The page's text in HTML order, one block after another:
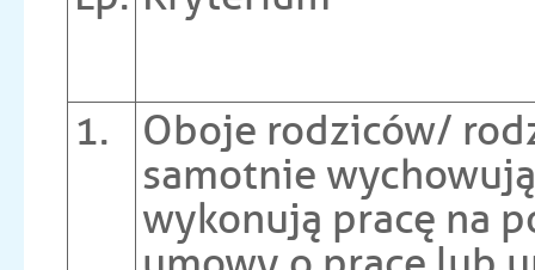
1.
Oboje rodziców/
samotnie
wykonują pracę na